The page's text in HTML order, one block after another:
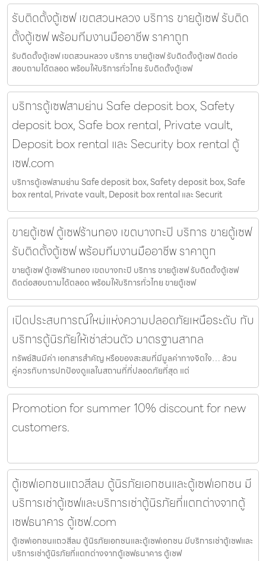
รับติดตั้งตู้เซฟ เขตสวนหลวง บริการ ขายตู้เซฟ รับติด
ตั้งตู้เซฟ พร้อมทีมงานมืออาชีพ ราคาถูก
รับติดตั้งตู้เซฟ เขตสวนหลวง บริการ ขายตู้เซฟ รับติดตั้งตู้เซฟ ติดต่อ
สอบถามได้ตลอด พร้อมให้บริการทั่วไทย รับติดตั้งตู้เซฟ
บริการตู้เซฟสามย่าน Safe deposit box, Safety
deposit box, Safe box rental, Private vault,
Deposit box rental และ Security box rental ตู้
เซฟ.com
บริการตู้เซฟสามย่าน Safe deposit box, Safety deposit box, Safe
box rental, Private vault, Deposit box rental และ Securit
ขายตู้เซฟ ตู้เซฟร้านทอง เขตบางกะปิ บริการ ขายตู้เซฟ
รับติดตั้งตู้เซฟ พร้อมทีมงานมืออาชีพ ราคาถูก
ขายตู้เซฟ ตู้เซฟร้านทอง เขตบางกะปิ บริการ ขายตู้เซฟ รับติดตั้งตู้เซฟ
ติดต่อสอบถามได้ตลอด พร้อมให้บริการทั่วไทย ขายตู้เซฟ
เปิดประสบการณ์ใหม่แห่งความปลอดภัยเหนือระดับ กับ
บริการตู้นิรภัยให้เช่าส่วนตัว มาตรฐานสากล
ทรัพย์สินมีค่า เอกสารสำคัญ หรือของสะสมที่มีมูลค่าทางจิตใจ… ล้วน
คู่ควรกับการปกป้องดูแลในสถานที่ที่ปลอดภัยที่สุด แต่
Promotion for summer 10% discount for new
customers.
ตู้เซฟเอกชนแถวสีลม ตู้นิรภัยเอกชนและตู้เซฟเอกชน มี
บริการเช่าตู้เซฟและบริการเช่าตู้นิรภัยที่แตกต่างจากตู้
เซฟธนาคาร ตู้เซฟ.com
ตู้เซฟเอกชนแถวสีลม ตู้นิรภัยเอกชนและตู้เซฟเอกชน มีบริการเช่าตู้เซฟและ
บริการเช่าตู้นิรภัยที่แตกต่างจากตู้เซฟธนาคาร ตู้เซฟ